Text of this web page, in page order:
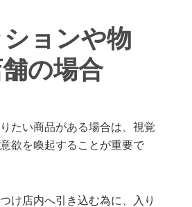
ョンや物
の場合
たい商品がある場合は、視覚
欲を喚起することが重要で
け店内へ引き込む為に、入り